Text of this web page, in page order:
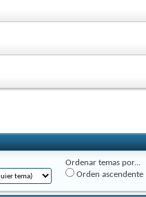
Ordenar temas por...
Orden ascendente